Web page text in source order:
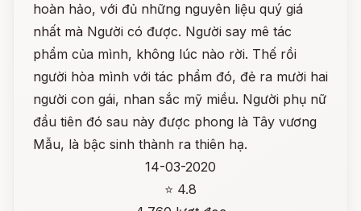
hoàn hảo, với đủ những nguyên liệu quý giá
nhất mà Người có được. Người say mê tác
phẩm của mình, không lúc nào rời. Thế rồi
người hòa mình với tác phẩm đó, đẻ ra mười hai
người con gái, nhan sắc mỹ miều. Người phụ nữ
đầu tiên đó sau này được phong là Tây vương
Mẫu, là bậc sinh thành ra thiên hạ.
14-03-2020
⭐ 4.8